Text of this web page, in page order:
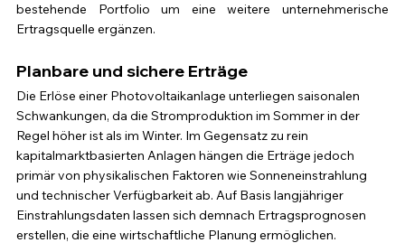
bestehende Portfolio um eine weitere unternehmerische
Ertragsquelle ergänzen.
Planbare und sichere Erträge
Die Erlöse einer Photovoltaikanlage unterliegen saisonalen
Schwankungen, da die Stromproduktion im Sommer in der
Regel höher ist als im Winter. Im Gegensatz zu rein
kapitalmarktbasierten Anlagen hängen die Erträge jedoch
primär von physikalischen Faktoren wie Sonneneinstrahlung
und technischer Verfügbarkeit ab. Auf Basis langjähriger
Einstrahlungsdaten lassen sich demnach Ertragsprognosen
erstellen, die eine wirtschaftliche Planung ermöglichen.